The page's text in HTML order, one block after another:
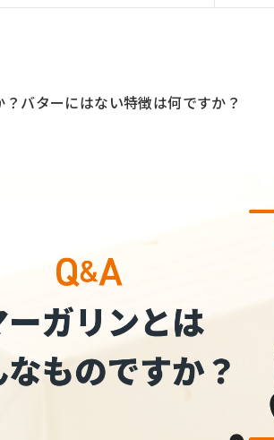
バターにはない特徴は何ですか？